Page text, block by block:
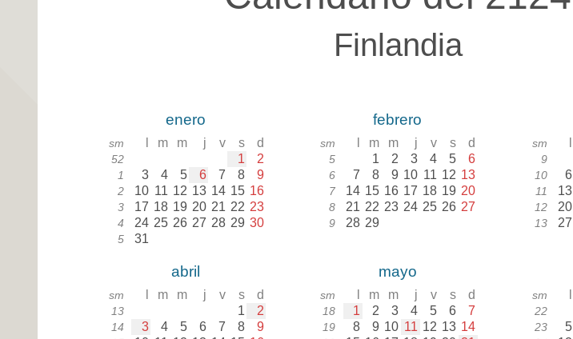
Finlandia
enero
sm m m j v s d
52 1 2
1 3 4 5 6 7 8 9
2 10 11 12 13 14 15 16
3 17 18 19 20 21 22 23
4 24 25 26 27 28 29 30
5 31
febrero
sm m m j v s d
5 1 2 3 4 5 6
6 7 8 9 10 11 12 13
7 14 15 16 17 18 19 20
8 21 22 23 24 25 26 27
9 28 29
sm
9
10 6
11 13
12 20
13 27
abril
sm m m j v s d
13 1 2
14 3 4 5 6 7 8 9
mayo
sm m m j v s d
18 1 2 3 4 5 6 7
19 8 9 10 11 12 13 14
sm
22
23 5